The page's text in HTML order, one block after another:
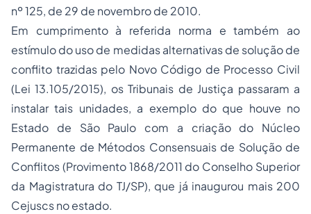
nº 125, de 29 de novembro de 2010.
Em cumprimento à referida norma e também ao
estímulo do uso de medidas alternativas de solução de
conflito trazidas pelo Novo Código de Processo Civil
(Lei 13.105/2015), os Tribunais de Justiça passaram a
instalar tais unidades, a exemplo do que houve no
Estado de São Paulo com a criação do Núcleo
Permanente de Métodos Consensuais de Solução de
Conflitos (Provimento 1868/2011 do Conselho Superior
da Magistratura do TJ/SP), que já inaugurou mais 200
Cejuscs no estado.